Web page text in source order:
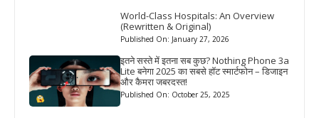
World-Class Hospitals: An Overview
(Rewritten & Original)
Published On: January 27, 2026
इतने सस्ते में इतना सब कुछ? Nothing Phone 3a
Lite बनेगा 2025 का सबसे हॉट स्मार्टफोन – डिजाइन
और कैमरा जबरदस्त!
Published On: October 25, 2025